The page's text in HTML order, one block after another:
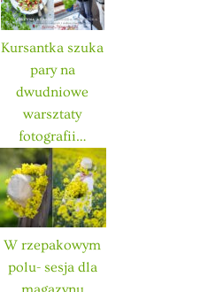
Kursantka szuka
pary na
dwudniowe
warsztaty
fotografii…
W rzepakowym
polu- sesja dla